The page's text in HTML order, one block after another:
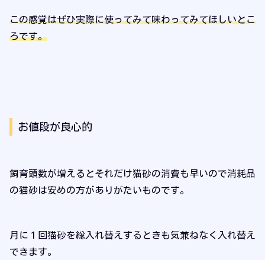
この感覚はぜひ実際に使ってみて味わってみてほしいとこ
ろです。
お値段が良心的
飼育頭数が増えるとそれだけ猫砂の消費も早いので消耗品
の猫砂は安めの方がありがたいものです。
月に１回猫砂を総入れ替えするときも気兼ねなく入れ替え
できます。